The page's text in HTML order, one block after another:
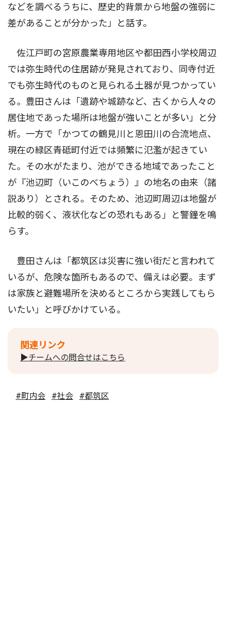
などを調べるうちに、歴史的背景から地盤の強弱に
差があることが分かった」と話す。
佐江戸町の宮原農業専用地区や都田西小学校周辺
では弥生時代の住居跡が発見されており、同寺付近
でも弥生時代のものと見られる土器が見つかってい
る。豊田さんは「遺跡や城跡など、古くから人々の
居住地であった場所は地盤が強いことが多い」と分
析。一方で「かつての鶴見川と恩田川の合流地点、
現在の緑区青砥町付近では頻繁に氾濫が起きてい
た。その水がたまり、池ができる地域であったこと
が『池辺町（いこのべちょう）』の地名の由来（諸
説あり）とされる。そのため、池辺町周辺は地盤が
比較的弱く、液状化などの恐れもある」と警鐘を鳴
らす。
豊田さんは「都筑区は災害に強い街だと言われて
いるが、危険な箇所もあるので、備えは必要。まず
は家族と避難場所を決めるところから実践してもら
いたい」と呼びかけている。
関連リンク
▶チームへの問合せはこちら
#町内会 #社会 #都筑区